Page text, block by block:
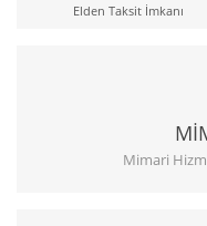
Elden Taksit İmkanı
Mimari